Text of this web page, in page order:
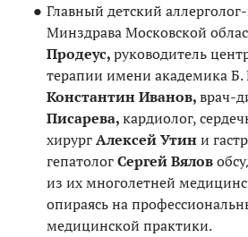
Главный детский
Минздрава Московской
Продеус,руководитель
терапии имени академика Б.
КонстантинИванов,врач-
Писарева,кардиолог,
хирургАлексей Утини
гепатологСергей Вялов
из их многолетней
опираясь на
медицинской практики.